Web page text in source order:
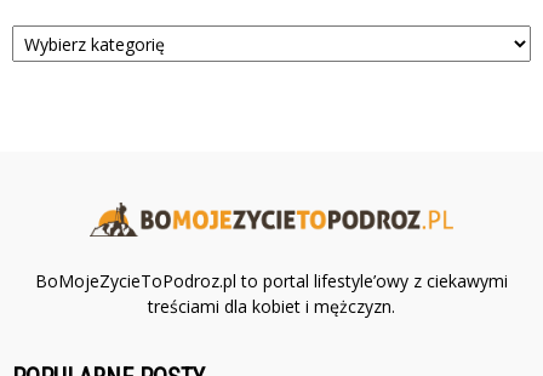
Kategorie
BoMojeZycieToPodroz.pl to portal lifestyle’owy z ciekawymi
treściami dla kobiet i mężczyzn.